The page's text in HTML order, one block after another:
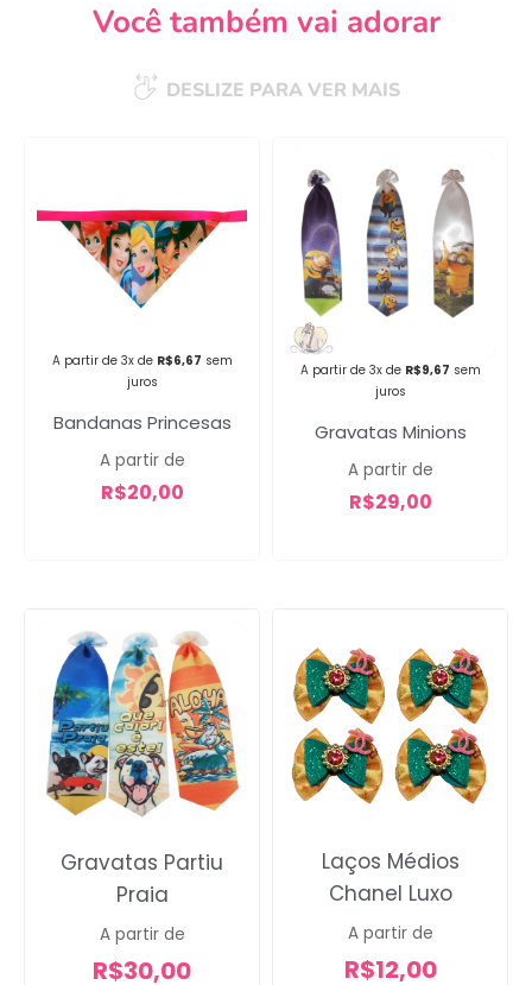
Você também vai adorar
DESLIZE PARA VER MAIS
A partir de 3x de R$6,67 sem
juros
Bandanas Princesas
A partir de
R$20,00
A partir de 3x de R$9,67 sem
juros
Gravatas Minions
A partir de
R$29,00
Gravatas Partiu
Praia
A partir de
R$30,00
Laços Médios
Chanel Luxo
A partir de
R$12,00
Campanha lançada com
sucesso!